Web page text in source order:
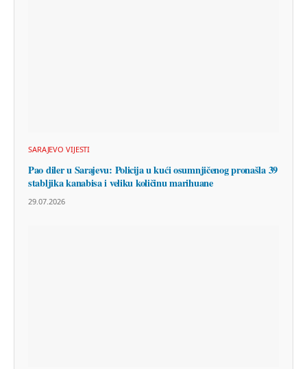
SARAJEVO VIJESTI
Pao diler u Sarajevu: Policija u kući osumnjičenog pronašla 39
stabljika kanabisa i veliku količinu marihuane
29.07.2026